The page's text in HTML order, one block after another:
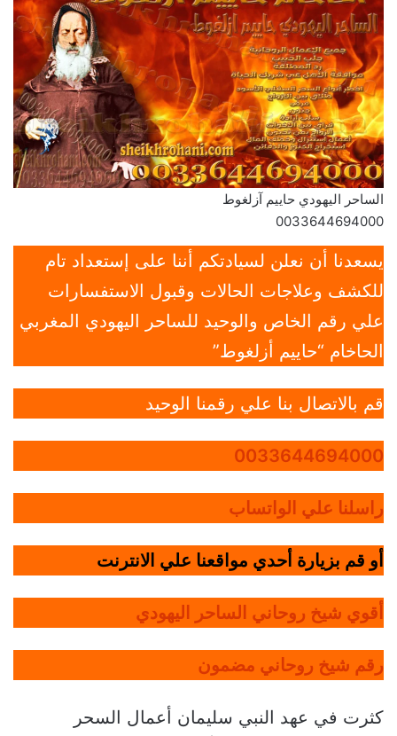
الساحر اليهودي حاييم آزلغوط
0033644694000
يسعدنا أن نعلن لسيادتكم أننا على إستعداد تام
للكشف وعلاجات الحالات وقبول الاستفسارات
علي رقم الخاص والوحيد للساحر اليهودي المغربي
الحاخام “حاييم أزلغوط”
قم بالاتصال بنا علي رقمنا الوحيد
0033644694000
راسلنا علي الواتساب
أو قم بزيارة أحدي مواقعنا علي الانترنت
أقوي شيخ روحاني الساحر اليهودي
رقم شيخ روحاني مضمون
كثرت في عهد النبي سليمان أعمال السحر